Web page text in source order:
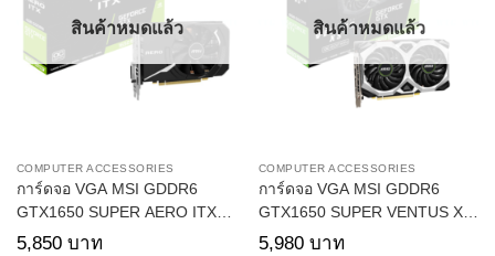
สินค้าหมดแล้ว
COMPUTER ACCESSORIES
การ์ดจอ VGA MSI GDDR6
GTX1650 SUPER AERO ITX
OC 4GB
5,850 บาท
สินค้าหมดแล้ว
COMPUTER ACCESSORIES
การ์ดจอ VGA MSI GDDR6
GTX1650 SUPER VENTUS XS
OC 4GB
5,980 บาท